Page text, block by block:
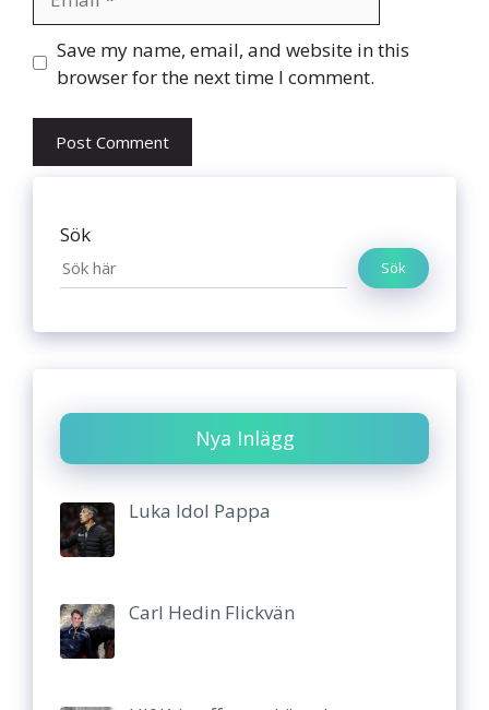
Website
Save my name, email, and website in this
browser for the next time I comment.
Sök
Sök
Nya Inlägg
Luka Idol Pappa
Carl Hedin Flickvän